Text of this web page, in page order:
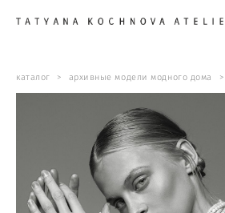
каталог > архивные модели модного дома >